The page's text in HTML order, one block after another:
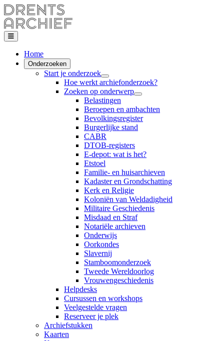
Home
Onderzoeken
Start je onderzoek
Hoe werkt archiefonderzoek?
Zoeken op onderwerp
Belastingen
Beroepen en ambachten
Bevolkingsregister
Burgerlijke stand
CABR
DTOB-registers
E-depot: wat is het?
Etstoel
Familie- en huisarchieven
Kadaster en Grondschatting
Kerk en Religie
Koloniën van Weldadigheid
Militaire Geschiedenis
Misdaad en Straf
Notariële archieven
Onderwijs
Oorkondes
Slavernij
Stamboomonderzoek
Tweede Wereldoorlog
Vrouwengeschiedenis
Helpdesks
Cursussen en workshops
Veelgestelde vragen
Reserveer je plek
Archiefstukken
Kaarten